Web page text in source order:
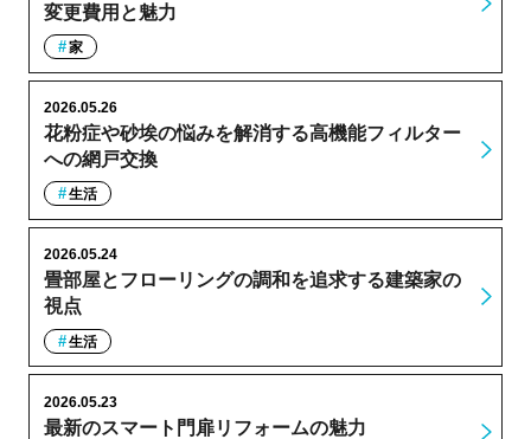
変更費用と魅力
家
花粉症や砂埃の悩みを解消する高機能フィルター
への網戸交換
2026.05.26
生活
畳部屋とフローリングの調和を追求する建築家の
視点
2026.05.24
生活
最新のスマート門扉リフォームの魅力
2026.05.23